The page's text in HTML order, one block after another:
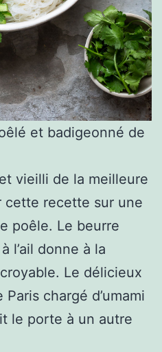
et badigeonné de
vieilli de la meilleure
cette recette sur une
poêle. Le beurre
l’ail donne à la
Le délicieux
chargé d’umami
le porte à un autre